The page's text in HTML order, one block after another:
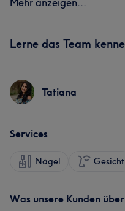
Mehr anzeigen...
Lerne das Team
Tatiana
Services
Nägel Gesicht
Was unsere Kunden